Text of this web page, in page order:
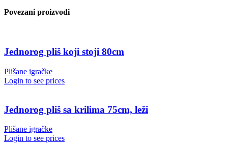
Povezani proizvodi
Jednorog pliš koji stoji 80cm
Plišane igračke
Login to see prices
Jednorog pliš sa krilima 75cm, leži
Plišane igračke
Login to see prices